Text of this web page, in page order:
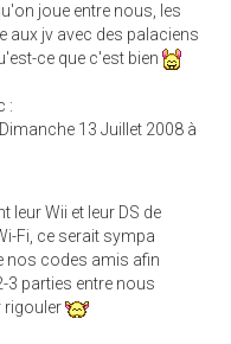
joue entre nous, les
aux jv avec des palaciens
ce que c'est bien
:
13 Juillet 2008 à
leur Wii et leur DS de
Fi, ce serait sympa
nos codes amis afin
3 parties entre nous
rigouler